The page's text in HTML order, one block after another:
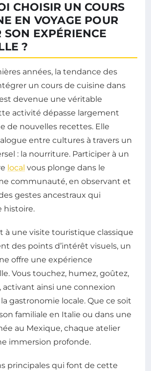
CHOISIR UN COURS
EN VOYAGE POUR
SON EXPÉRIENCE
?
années, la tendance des
un cours de cuisine dans
devenue une véritable
activité dépasse largement
de nouvelles recettes. Elle
entre cultures à travers un
: la nourriture. Participer à un
local vous plonge dans le
communauté, en observant et
gestes ancestraux qui
histoire.
à une visite touristique classique
des points d’intérêt visuels, un
offre une expérience
Vous touchez, humez, goûtez,
activant ainsi une connexion
gastronomie locale. Que ce soit
familiale en Italie ou dans une
au Mexique, chaque atelier
immersion profonde.
principales qui font de cette